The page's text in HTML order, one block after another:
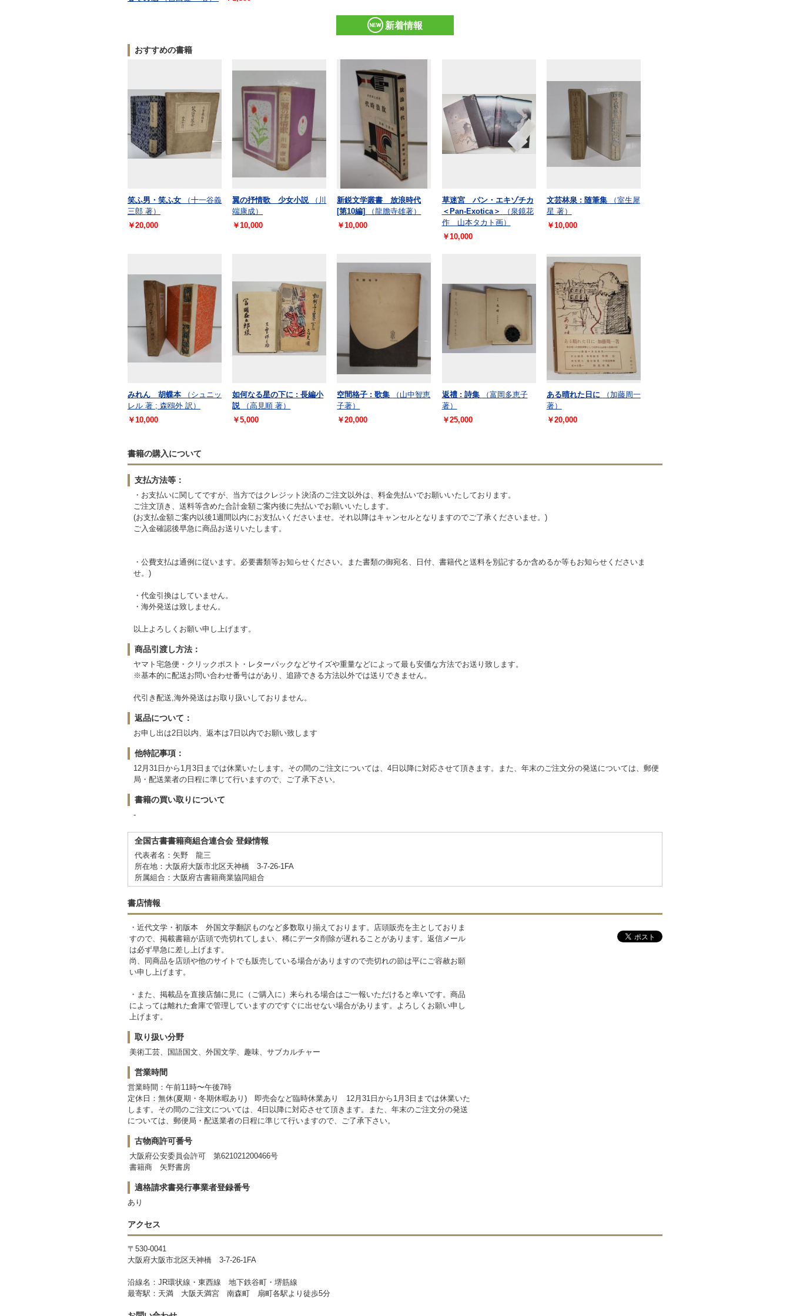
新着情報
おすすめの書籍
笑ふ男・笑ふ女
（十一谷義
三郎 著）
￥20,000
翼の抒情歌 少女小説
（川
端康成）
￥10,000
新鋭文学叢書 放浪時代
[第10編]
（龍膽寺雄著）
￥10,000
草迷宮 パン・エキゾチカ
＜Pan-Exotica＞
（泉鏡花
作 山本タカト画）
￥10,000
文芸林泉 : 随筆集
（室生犀
星 著）
￥10,000
みれん 胡蝶本
（シュニッ
レル 著 ; 森鴎外 訳）
￥10,000
如何なる星の下に : 長編小
説
（高見順 著）
￥5,000
空間格子 : 歌集
（山中智恵
子著）
￥20,000
返禮 : 詩集
（富岡多恵子
著）
￥25,000
ある晴れた日に
（加藤周一
著）
￥20,000
書籍の購入について
支払方法等：
・お支払いに関してですが、当方ではクレジット決済のご注文以外は、料金先払いでお願いいたしております。
ご注文頂き、送料等含めた合計金額ご案内後に先払いでお願いいたします。
(お支払金額ご案内以後1週間以内にお支払いくださいませ。それ以降はキャンセルとなりますのでご了承くださいませ。)
ご入金確認後早急に商品お送りいたします。
・公費支払は通例に従います。必要書類等お知らせください。また書類の御宛名、日付、書籍代と送料を別記するか含めるか等もお知らせくださいま
せ。)
・代金引換はしていません。
・海外発送は致しません。
以上よろしくお願い申し上げます。
商品引渡し方法：
ヤマト宅急便・クリックポスト・レターパックなどサイズや重量などによって最も安価な方法でお送り致します。
※基本的に配送お問い合わせ番号はがあり、追跡できる方法以外では送りできません。
代引き配送,海外発送はお取り扱いしておりません。
返品について：
お申し出は2日以内、返本は7日以内でお願い致します
他特記事項：
12月31日から1月3日までは休業いたします。その間のご注文については、4日以降に対応させて頂きます。また、年末のご注文分の発送については、郵便
局・配送業者の日程に準じて行いますので、ご了承下さい。
書籍の買い取りについて
-
全国古書書籍商組合連合会 登録情報
代表者名：矢野 龍三
所在地：大阪府大阪市北区天神橋 3-7-26-1FA
所属組合：大阪府古書籍商業協同組合
書店情報
・近代文学・初版本 外国文学翻訳ものなど多数取り揃えております。店頭販売を主としておりま
すので、掲載書籍が店頭で売切れてしまい、稀にデータ削除が遅れることがあります。返信メール
は必ず早急に差し上げます。
尚、同商品を店頭や他のサイトでも販売している場合がありますので売切れの節は平にご容赦お願
い申し上げます。
・また、掲載品を直接店舗に見に（ご購入に）来られる場合はご一報いただけると幸いです。商品
によっては離れた倉庫で管理していますのですぐに出せない場合があります。よろしくお願い申し
上げます。
取り扱い分野
美術工芸、国語国文、外国文学、趣味、サブカルチャー
営業時間
営業時間：午前11時〜午後7時
定休日：無休(夏期・冬期休暇あり) 即売会など臨時休業あり 12月31日から1月3日までは休業いた
します。その間のご注文については、4日以降に対応させて頂きます。また、年末のご注文分の発送
については、郵便局・配送業者の日程に準じて行いますので、ご了承下さい。
古物商許可番号
大阪府公安委員会許可 第621021200466号
書籍商 矢野書房
適格請求書発行事業者登録番号
あり
アクセス
〒530-0041
大阪府大阪市北区天神橋 3-7-26-1FA
沿線名：JR環状線・東西線 地下鉄谷町・堺筋線
最寄駅：天満 大阪天満宮 南森町 扇町各駅より徒歩5分